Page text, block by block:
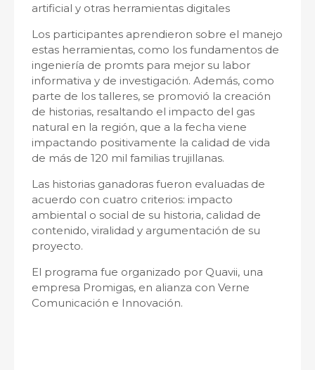
artificial y otras herramientas digitales
Los participantes aprendieron sobre el manejo
estas herramientas, como los fundamentos de
ingeniería de promts para mejor su labor
informativa y de investigación. Además, como
parte de los talleres, se promovió la creación
de historias, resaltando el impacto del gas
natural en la región, que a la fecha viene
impactando positivamente la calidad de vida
de más de 120 mil familias trujillanas.
Las historias ganadoras fueron evaluadas de
acuerdo con cuatro criterios: impacto
ambiental o social de su historia, calidad de
contenido, viralidad y argumentación de su
proyecto.
El programa fue organizado por Quavii, una
empresa Promigas, en alianza con Verne
Comunicación e Innovación.